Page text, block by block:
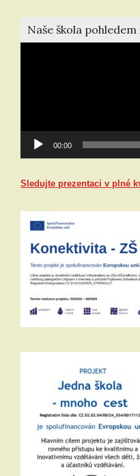
Naše škola pohledem
00:00
Sledujte prezentaci v plné